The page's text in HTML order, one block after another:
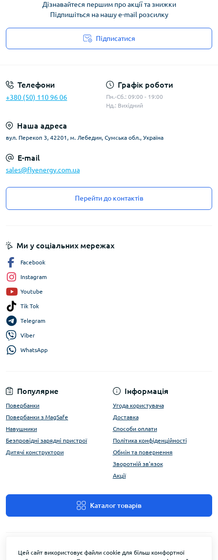
Дізнавайтеся першим про акції та знижки
Підпишіться на нашу e-mail розсилку
Підписатися
Телефони
+380 (50) 110 96 06
Графік роботи
Пн.-Сб.: 09:00 - 19:00
Нд.: Вихідний
Наша адреса
вул. Перекоп 3, 42201, м. Лебедин, Сумська обл., Україна
E-mail
sales@flyenergy.com.ua
Перейти до контактів
Популярне
Повербанки
Повербанки з MagSafe
Навушники
Безпровідні зарядні пристрої
Дитячі конструктори
Інформація
Угода користувача
Доставка
Способи оплати
Політика конфіденційності
Обмін та повернення
Зворотній зв'язок
Акції
Каталог товарів
Ми у соціальних мережах
Facebook
Instagram
Youtube
Tik Tok
Telegram
Viber
WhatsApp
Цей сайт використовує файли cookie для більш комфортної